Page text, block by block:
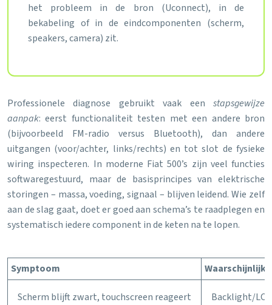
het probleem in de bron (Uconnect), in de
bekabeling of in de eindcomponenten (scherm,
speakers, camera) zit.
Professionele diagnose gebruikt vaak een stapsgewijze
aanpak: eerst functionaliteit testen met een andere bron
(bijvoorbeeld FM-radio versus Bluetooth), dan andere
uitgangen (voor/achter, links/rechts) en tot slot de fysieke
wiring inspecteren. In moderne Fiat 500’s zijn veel functies
softwaregestuurd, maar de basisprincipes van elektrische
storingen – massa, voeding, signaal – blijven leidend. Wie zelf
aan de slag gaat, doet er goed aan schema’s te raadplegen en
systematisch iedere component in de keten na te lopen.
Symptoom
Scherm blijft zwart, touchscreen reageert Backlight/